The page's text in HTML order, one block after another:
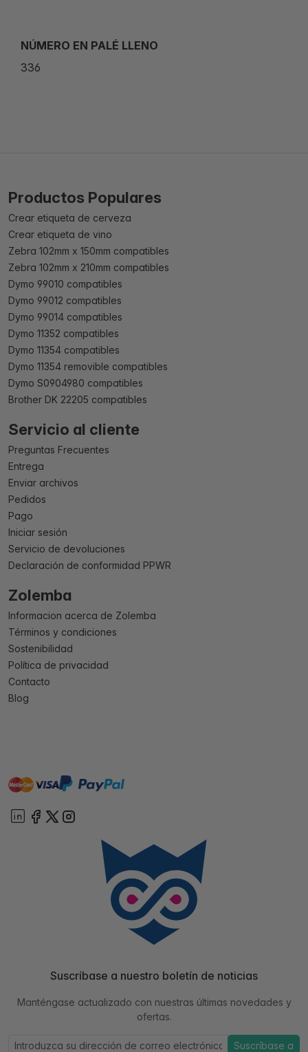
NÚMERO EN PALÉ LLENO
336
Productos Populares
Crear etiqueta de cerveza
Crear etiqueta de vino
Zebra 102mm x 150mm compatibles
Zebra 102mm x 210mm compatibles
Dymo 99010 compatibles
Dymo 99012 compatibles
Dymo 99014 compatibles
Dymo 11352 compatibles
Dymo 11354 compatibles
Dymo 11354 removible compatibles
Dymo S0904980 compatibles
Brother DK 22205 compatibles
Servicio al cliente
Preguntas Frecuentes
Entrega
Enviar archivos
Pedidos
Pago
Iniciar sesión
Servicio de devoluciones
Declaración de conformidad PPWR
Zolemba
Informacion acerca de Zolemba
Términos y condiciones
Sostenibilidad
Política de privacidad
Contacto
Blog
mastervisa paypal
Suscríbase a nuestro boletín de noticias
Manténgase actualizado con nuestras últimas novedades y
ofertas.
Suscríbase a